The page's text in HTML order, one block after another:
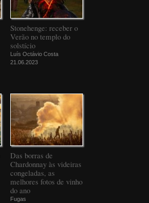
Stonehenge: receber o
Verão no templo do
solstício
Luís Octávio Costa
21.06.2023
Das borras de
Chardonnay às videiras
congeladas, as
melhores fotos de vinho
do ano
Fugas